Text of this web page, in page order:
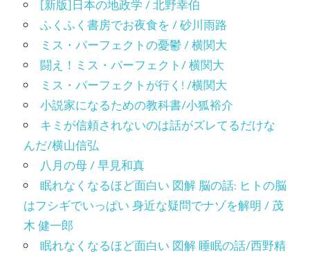
[新版]日本の地政学 / 北野幸伯
ふくふく書房でお夜食を / 砂川雨路
ミス・パーフェクトの憂鬱 / 横関大
闘え！ミス・パーフェクト/ 横関大
ミス・パーフェクトが行く! /横関大
小説家になるための教科書/小狐裕介
キミが信頼されないのは話がズレてるだけな
んだ/横山信弘
八月の母 / 早見和真
眠れなくなるほど面白い 図解 脳の話: ヒトの脳
はフシギでいっぱい 身近な疑問でナゾを解明 / 茂
木 健一郎
眠れなくなるほど面白い 図解 睡眠の話/西野精